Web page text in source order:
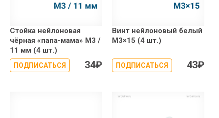
Стойка нейлоновая
чёрная «папа-мама» М3 /
11 мм (4 шт.)
ПОДПИСАТЬСЯ 34₽
Винт нейлоновый белый
М3×15 (4 шт.)
ПОДПИСАТЬСЯ 43₽